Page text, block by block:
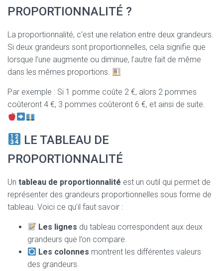
PROPORTIONNALITÉ ?
La proportionnalité, c’est une relation entre deux grandeurs.
Si deux grandeurs sont proportionnelles, cela signifie que
lorsque l’une augmente ou diminue, l’autre fait de même
dans les mêmes proportions.
Par exemple : Si 1 pomme coûte 2 €, alors 2 pommes
coûteront 4 €, 3 pommes coûteront 6 €, et ainsi de suite.
LE TABLEAU DE
PROPORTIONNALITÉ
Un tableau de proportionnalité est un outil qui permet de
représenter des grandeurs proportionnelles sous forme de
tableau. Voici ce qu’il faut savoir :
Les lignes du tableau correspondent aux deux
grandeurs que l’on compare.
Les colonnes montrent les différentes valeurs
des grandeurs.